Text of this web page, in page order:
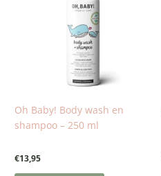
Oh Baby! Body wash en
shampoo – 250 ml
€13,95